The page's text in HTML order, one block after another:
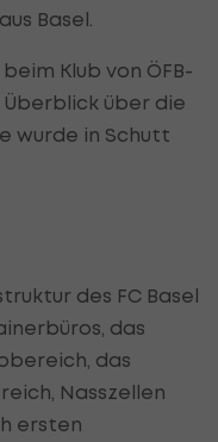
Basel.
Klub von ÖFB-
Überblick über die
wurde in Schutt
des FC Basel
das
das
Nasszellen
ersten